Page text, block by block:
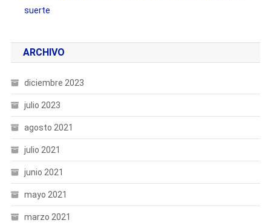
suerte
ARCHIVO
diciembre 2023
julio 2023
agosto 2021
julio 2021
junio 2021
mayo 2021
marzo 2021